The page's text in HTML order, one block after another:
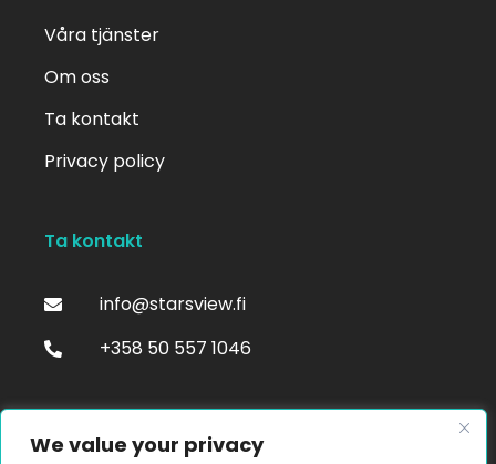
We value your privacy
Våra tjänster
Om oss
Ta kontakt
Privacy policy
Ta kontakt
info@starsview.fi
+358 50 557 1046